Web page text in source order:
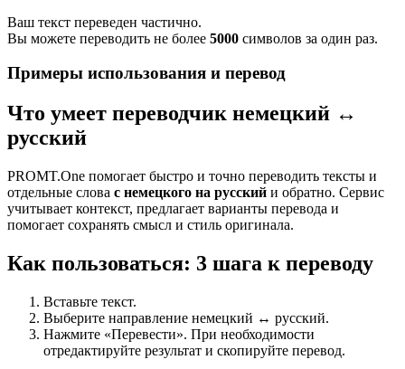
Ваш текст переведен частично.
Вы можете переводить не более 5000 символов за один раз.
Примеры использования и перевод
Что умеет переводчик немецкий ↔
русский
PROMT.One помогает быстро и точно переводить тексты и
отдельные слова с немецкого на русский и обратно. Сервис
учитывает контекст, предлагает варианты перевода и
помогает сохранять смысл и стиль оригинала.
Как пользоваться: 3 шага к переводу
Вставьте текст.
Выберите направление немецкий ↔ русский.
Нажмите «Перевести». При необходимости
отредактируйте результат и скопируйте перевод.